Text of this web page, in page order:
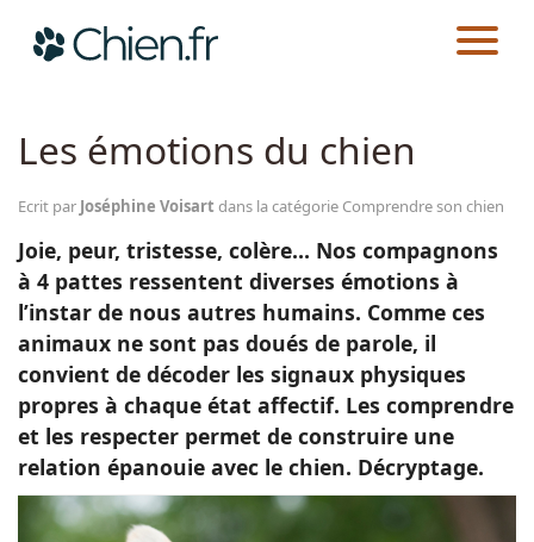
Races
Guides
CHIEN.FR GUIDES AU QUOTIDIEN COMPRENDRE SON CHIEN
Les émotions du chien
Ecrit par Joséphine Voisart dans la catégorie Comprendre son chien
Joie, peur, tristesse, colère… Nos compagnons
à 4 pattes ressentent diverses émotions à
l’instar de nous autres humains. Comme ces
animaux ne sont pas doués de parole, il
convient de décoder les signaux physiques
propres à chaque état affectif. Les comprendre
et les respecter permet de construire une
relation épanouie avec le chien. Décryptage.